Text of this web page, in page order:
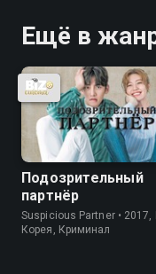
Ещё в
Подозрительный
партнёр
Suspicious Partner •
Корея, Криминал